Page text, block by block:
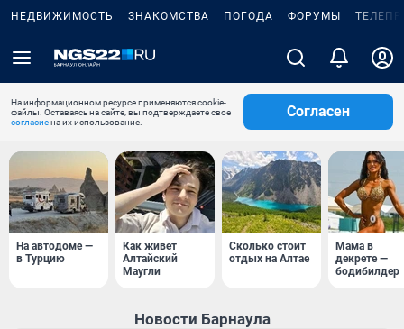
НЕДВИЖИМОСТЬ ЗНАКОМСТВА ПОГОДА ФОРУМЫ
На информационном ресурсе применяются cookie-
файлы. Оставаясь на сайте, вы подтверждаете свое
согласиена их использование.
Согласен
На автодоме —
в Турцию
Как живет
Алтайский
Маугли
Сколько стоит
отдых на Алтае
Мама в
декрете —
бодибилдер
Новости Барнаула